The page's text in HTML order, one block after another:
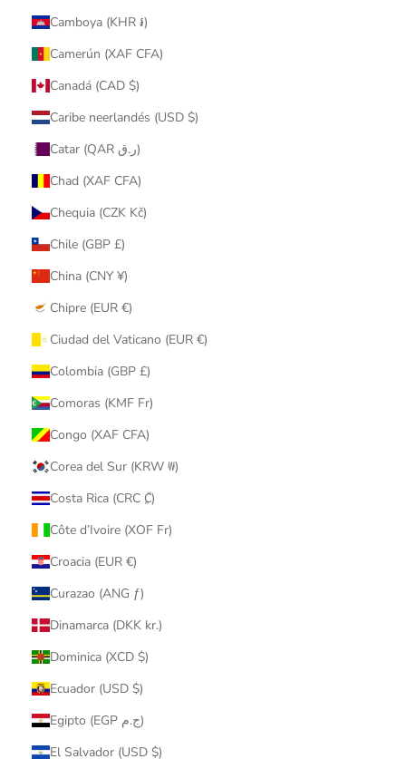
Camboya (KHR ៛)
Camerún (XAF CFA)
Canadá (CAD $)
Caribe neerlandés (USD $)
Catar (QAR ر.ق)
Chad (XAF CFA)
Chequia (CZK Kč)
Chile (GBP £)
China (CNY ¥)
Chipre (EUR €)
Ciudad del Vaticano (EUR €)
Colombia (GBP £)
Comoras (KMF Fr)
Congo (XAF CFA)
Corea del Sur (KRW ₩)
Costa Rica (CRC ₡)
Côte d’Ivoire (XOF Fr)
Croacia (EUR €)
Curazao (ANG ƒ)
Dinamarca (DKK kr.)
Dominica (XCD $)
Ecuador (USD $)
Egipto (EGP ج.م)
El Salvador (USD $)